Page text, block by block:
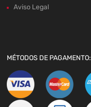
Aviso Legal
MÉTODOS DE PAGAMENTO: